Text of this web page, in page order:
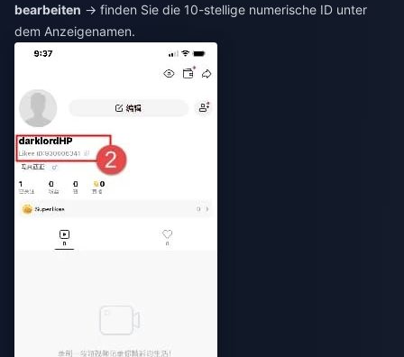
bearbeiten → finden Sie die 10-stellige numerische ID unter
dem Anzeigenamen.